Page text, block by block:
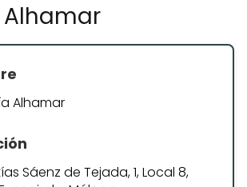
Alhamar
Sáenz de Tejada, 1, Local 8,